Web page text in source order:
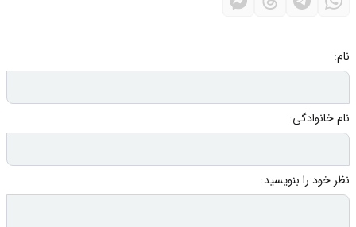
نام:
نام خانوادگی:
نظر خود را بنویسید: